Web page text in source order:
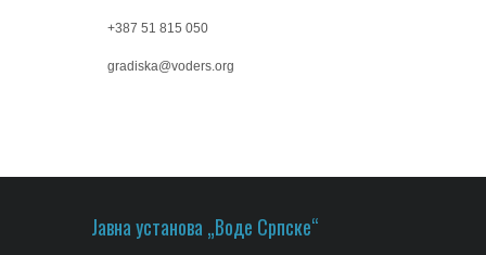
+387 51 815 050
gradiska@voders.org
Јавна установа „Воде Српске“